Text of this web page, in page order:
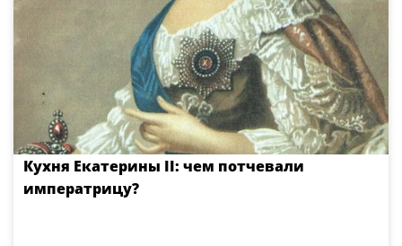
Кухня Екатерины II: чем потчевали
императрицу?